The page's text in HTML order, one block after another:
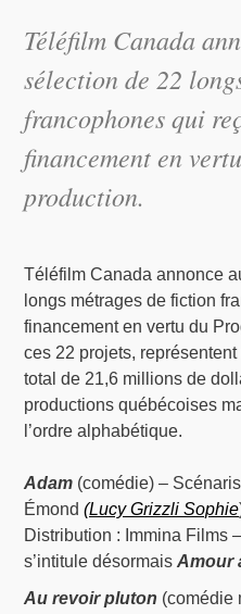
Téléfilm Canada
sélection de 22
francophones qui
financement en
production.
Téléfilm Canada annonce
longs métrages de fiction
financement en vertu du
ces 22 projets,
total de 21,6 millions de
productions québécoises
l’ordre alphabétique.
Adam (comédie) –
Émond(Lucy Grizzli Sophie
Distribution : Immina Films
s’intitule désormaisAmour
Au revoir pluton (comédie